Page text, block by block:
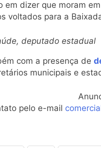
em dizer que moram
voltados para a
deputado estadual
com a presença de
municipais e
pelo e-mail